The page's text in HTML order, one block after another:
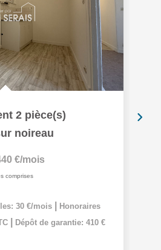
2 pièce(s)
noireau
€/mois
comprises
30 €/mois
Honoraires
Dépôt de garantie: 410 €